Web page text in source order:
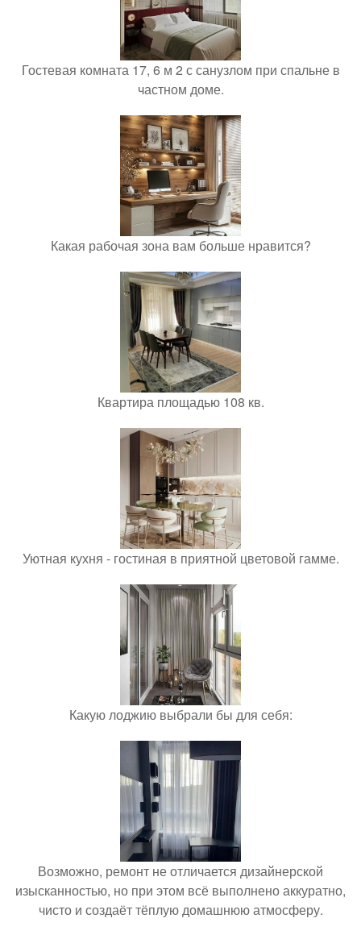
Гостевая комната 17, 6 м 2 с санузлом при спальне в
частном доме.
Какая рабочая зона вам больше нравится?
Квартира площадью 108 кв.
Уютная кухня - гостиная в приятной цветовой гамме.
Какую лоджию выбрали бы для себя:
Возможно, ремонт не отличается дизайнерской
изысканностью, но при этом всё выполнено аккуратно,
чисто и создаёт тёплую домашнюю атмосферу.